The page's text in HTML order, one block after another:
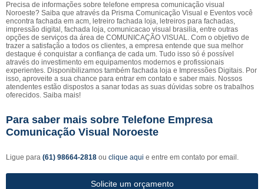
Precisa de informações sobre telefone empresa comunicação visual
Noroeste? Saiba que através da Prisma Comunicação Visual e Eventos você
encontra fachada em acm, letreiro fachada loja, letreiros para fachadas,
impressão digital, fachada loja, comunicacao visual brasilia, entre outras
opções de serviços da área de COMUNICAÇÃO VISUAL. Com o objetivo de
trazer a satisfação a todos os clientes, a empresa entende que sua melhor
destaque é conquistar a confiança de cada um. Tudo isso só é possível
através do investimento em equipamentos modernos e profissionais
experientes. Disponibilizamos também fachada loja e Impressões Digitais. Por
isso, aproveite a sua chance para entrar em contato e saber mais. Nossos
atendentes estão dispostos a sanar todas as suas dúvidas sobre os trabalhos
oferecidos. Saiba mais!
Para saber mais sobre Telefone Empresa
Comunicação Visual Noroeste
Ligue para (61) 98664-2818 ou clique aqui e entre em contato por email.
Solicite um orçamento